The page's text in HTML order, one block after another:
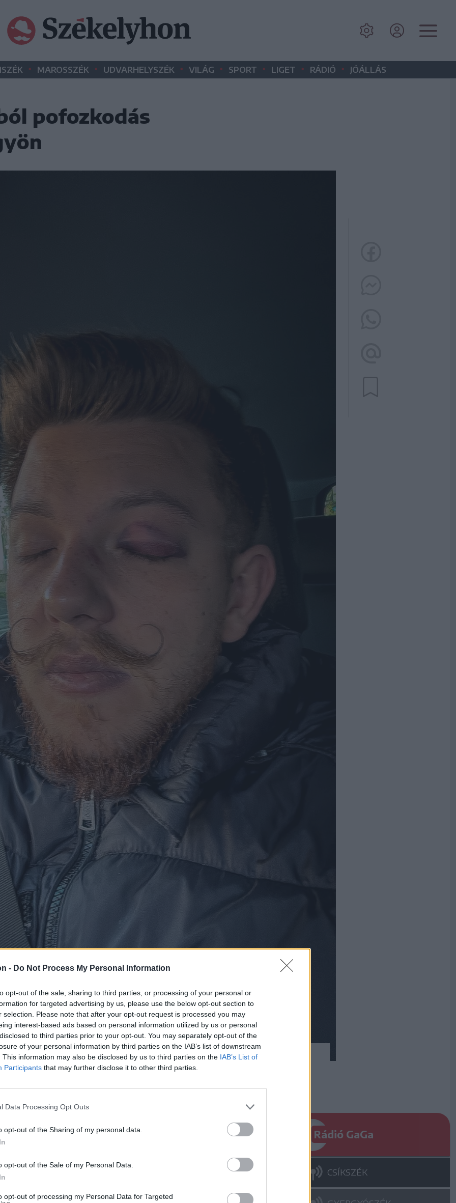
- Do Not Process My Personal Information
opt-out of the sale, sharing to third parties, or processing of your personal or
for targeted advertising by us, please use the below opt-out section to
selection. Please note that after your opt-out request is processed you may
interest-based ads based on personal information utilized by us or personal
to third parties prior to your opt-out. You may separately opt-out of the
of your personal information by third parties on the IAB’s list of downstream
This information may also be disclosed by us to third parties on the IAB’s List of
Participants that may further disclose it to other third parties.
Data Processing Opt Outs
opt-out of the Sharing of my personal data.
opt-out of the Sale of my Personal Data.
opt-out of processing my Personal Data for Targeted
• MAROSSZÉK • UDVARHELYSZÉK • VILÁG • SPORT • LIGET • RÁDIÓ • JÓÁLLÁS
pofozkodás
adott hangot politikai
fiatal, akit a Sepsi OSK
Rádió GaGa
CSÍKSZÉK